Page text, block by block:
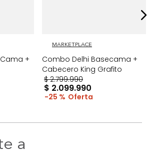
+
MARKETPLACE
Combo Delhi Basecama +
Cabecero King Grafito
$ 2.799.990
$ 2.099.990
25 %
a